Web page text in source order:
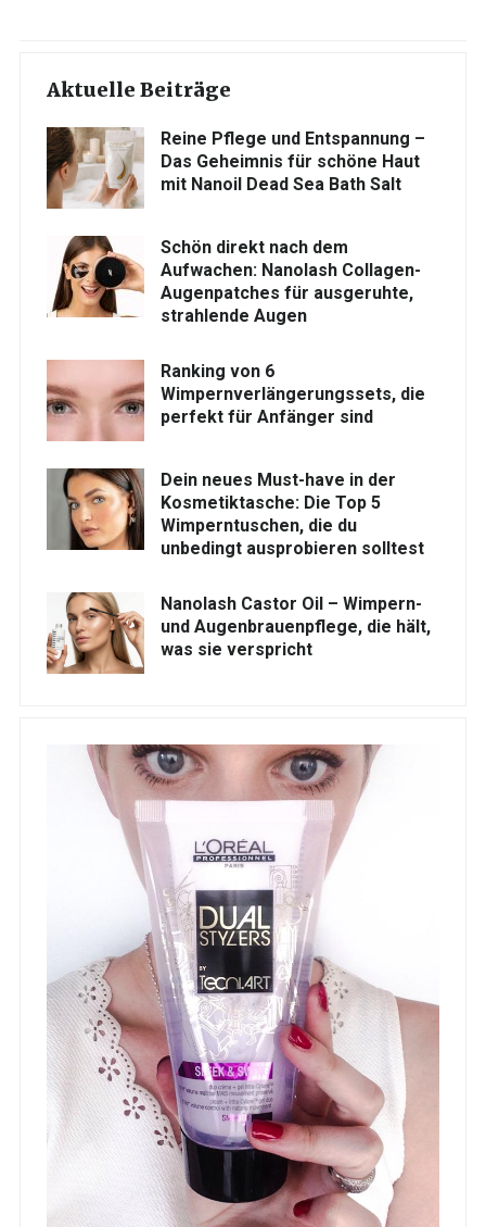
Aktuelle Beiträge
Reine Pflege und Entspannung –
Das Geheimnis für schöne Haut
mit Nanoil Dead Sea Bath Salt
Schön direkt nach dem
Aufwachen: Nanolash Collagen-
Augenpatches für ausgeruhte,
strahlende Augen
Ranking von 6
Wimpernverlängerungssets, die
perfekt für Anfänger sind
Dein neues Must-have in der
Kosmetiktasche: Die Top 5
Wimperntuschen, die du
unbedingt ausprobieren solltest
Nanolash Castor Oil – Wimpern-
und Augenbrauenpflege, die hält,
was sie verspricht